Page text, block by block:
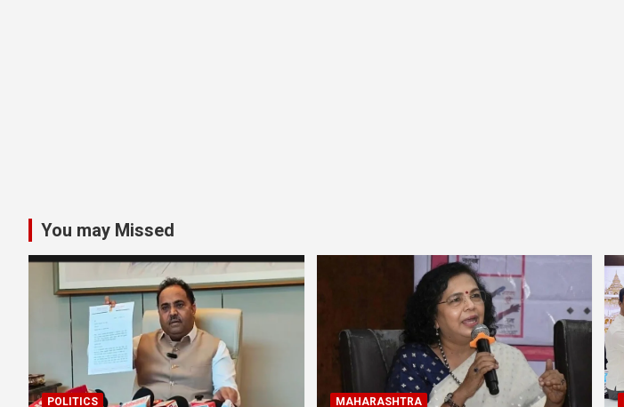
You may Missed
POLITICS MAHARASHTRA